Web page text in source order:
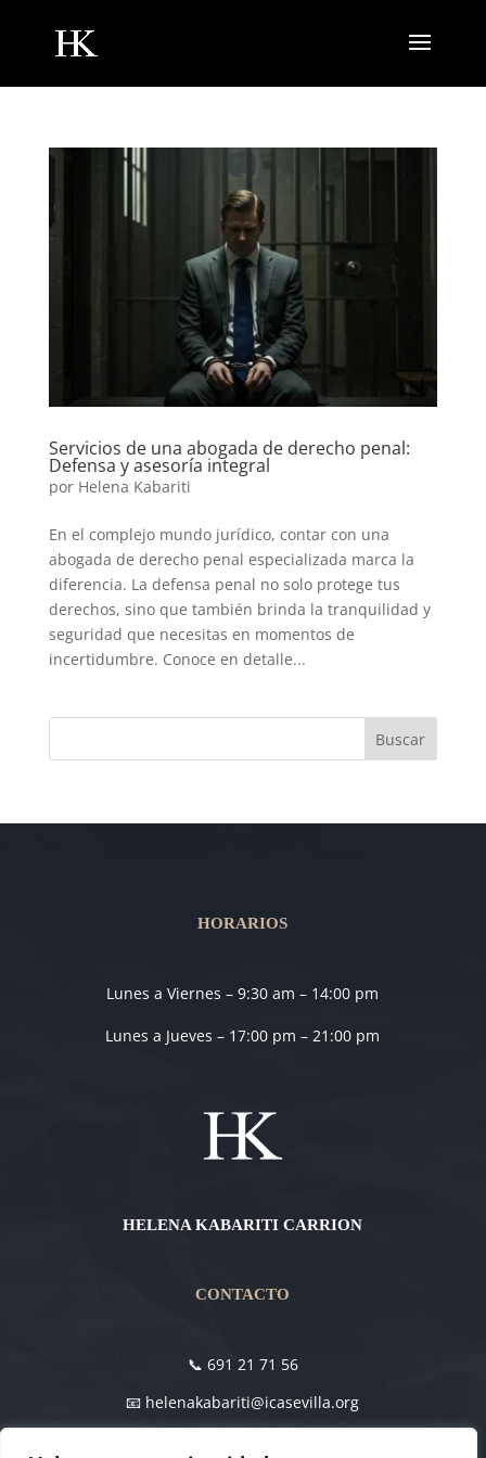
Servicios de una abogada de derecho penal:
Defensa y asesoría integral
por Helena Kabariti
En el complejo mundo jurídico, contar con una
abogada de derecho penal especializada marca la
diferencia. La defensa penal no solo protege tus
derechos, sino que también brinda la tranquilidad y
seguridad que necesitas en momentos de
incertidumbre. Conoce en detalle...
Buscar
HORARIOS
Lunes a Viernes – 9:30 am – 14:00 pm
Lunes a Jueves – 17:00 pm – 21:00 pm
HELENA KABARITI CARRION
CONTACTO
📞 691 21 71 56
📧 helenakabariti@icasevilla.org